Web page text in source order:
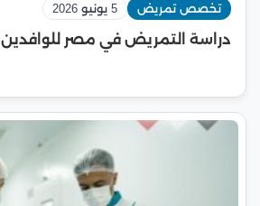
تخصص تمريض 5 يونيو 2026
دراسة التمريض في مصر للوافدين 2026